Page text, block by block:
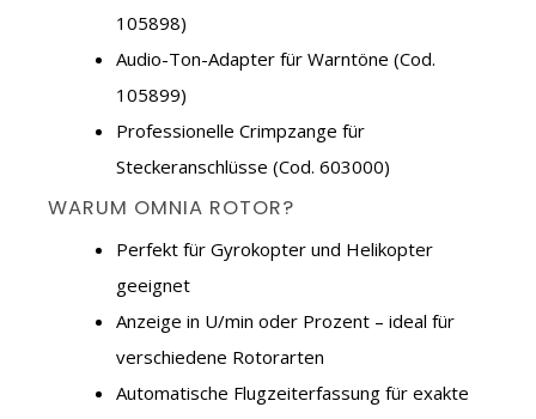
105898)
Audio-Ton-Adapter für Warntöne (Cod.
105899)
Professionelle Crimpzange für
Steckeranschlüsse (Cod. 603000)
WARUM OMNIA ROTOR?
Perfekt für Gyrokopter und Helikopter
geeignet
Anzeige in U/min oder Prozent – ideal für
verschiedene Rotorarten
Automatische Flugzeiterfassung für exakte